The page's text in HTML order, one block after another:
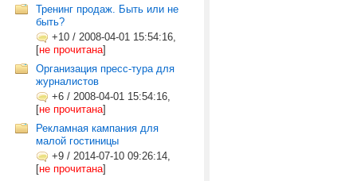
Тренинг продаж. Быть или не
быть?
+10 / 2008-04-01 15:54:16,
[не прочитана]
Организация пресс-тура для
журналистов
+6 / 2008-04-01 15:54:16,
[не прочитана]
Рекламная кампания для
малой гостиницы
+9 / 2014-07-10 09:26:14,
[не прочитана]